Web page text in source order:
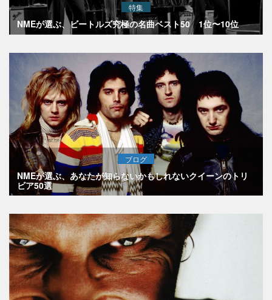
特集
NMEが選ぶ、ビートルズ究極の名曲ベスト50 1位〜10位
ブログ
NMEが選ぶ、あなたが知らないかもしれないクイーンのトリ
ビア50選